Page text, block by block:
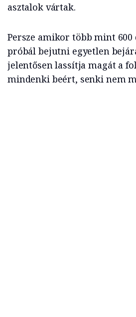
asztalok vártak.
Persze amikor több mint 600
próbál bejutni egyetlen
jelentősen lassítja magát a
mindenki beért, senki nem